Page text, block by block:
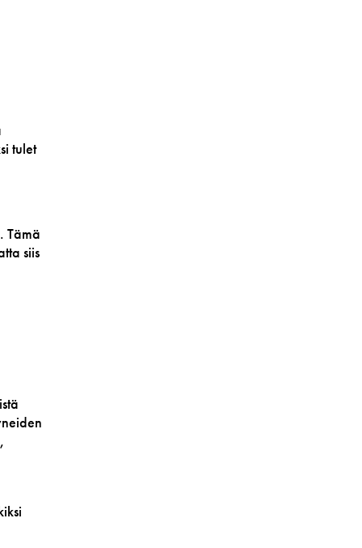
tulet
Tämä
siis